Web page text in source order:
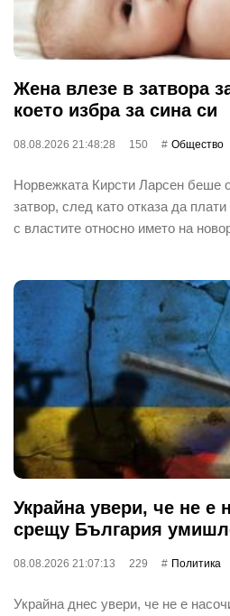
Жена влезе в затвора
което избра за сина си
08.08.2026 21:48:28 150 Общество
Норвежката Кирсти Ларсен беше
затвор, след като отказа да
с властите относно името на
Украйна увери, че не е
срещу България
08.08.2026 21:07:13 229 Политика
Украйна днес увери, че не е